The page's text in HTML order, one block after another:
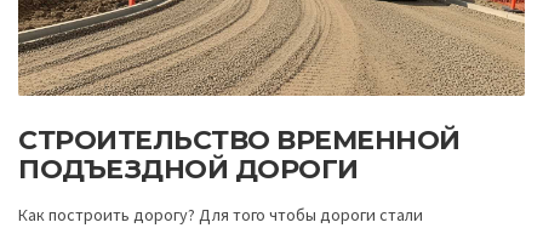
СТРОИТЕЛЬСТВО ВРЕМЕННОЙ
ПОДЪЕЗДНОЙ ДОРОГИ
Как построить дорогу? Для того чтобы дороги стали